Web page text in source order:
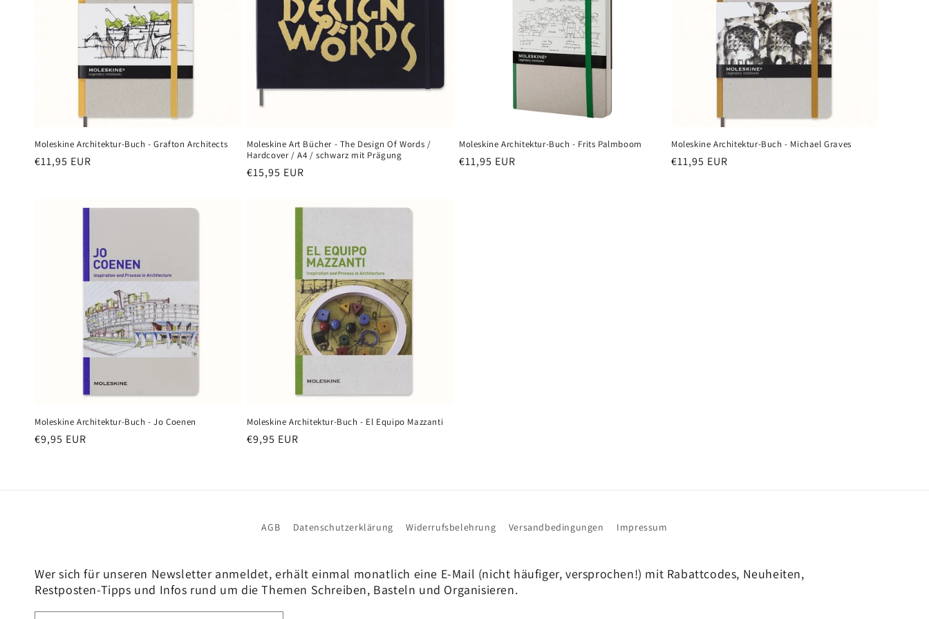
:
Moleskine Architektur-Buch - Grafton Architects
Normaler
€11,95 EUR
Moleskine Art Bücher - The Design Of Words /
Hardcover / A4 / schwarz mit Prägung
Normaler
€15,95 EUR
Moleskine Architektur-Buch - Frits Palmboom
Normaler
€11,95 EUR
Moleskine Architektur-Buch - Michael Graves
Normaler
€11,95 EUR
Moleskine Architektur-Buch - Jo Coenen
Normaler
€9,95 EUR
Moleskine Architektur-Buch - El Equipo Mazzanti
Normaler
€9,95 EUR
AGB Datenschutzerklärung Widerrufsbelehrung Versandbedingungen Impressum
Wer sich für unseren Newsletter anmeldet, erhält einmal monatlich eine E-Mail (nicht häufiger, versprochen!) mit Rabattcodes, Neuheiten,
Restposten-Tipps und Infos rund um die Themen Schreiben, Basteln und Organisieren.